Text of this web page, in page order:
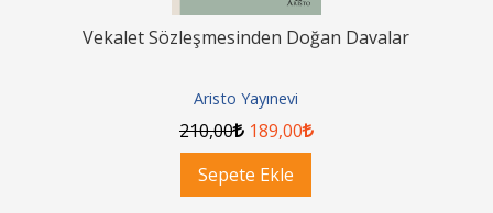
Vekalet Sözleşmesinden Doğan Davalar
Aristo Yayınevi
210,00 189,00
Sepete Ekle